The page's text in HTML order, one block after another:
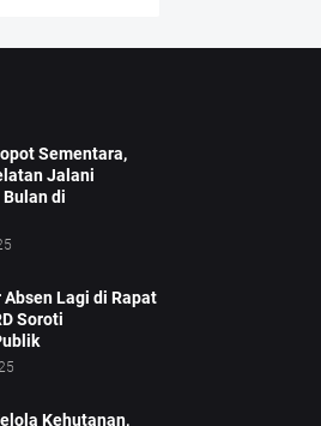
Sementara,
Jalani
di
Lagi di Rapat
Soroti
Kehutanan,